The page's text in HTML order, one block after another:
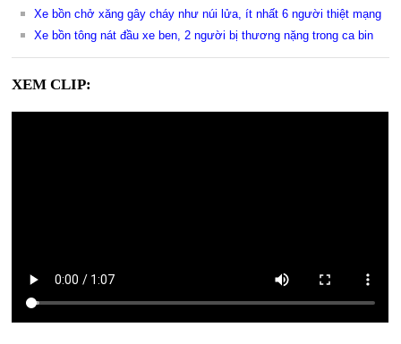
Xe bồn chở xăng gây cháy như núi lửa, ít nhất 6 người thiệt mạng
Xe bồn tông nát đầu xe ben, 2 người bị thương nặng trong ca bin
XEM CLIP: